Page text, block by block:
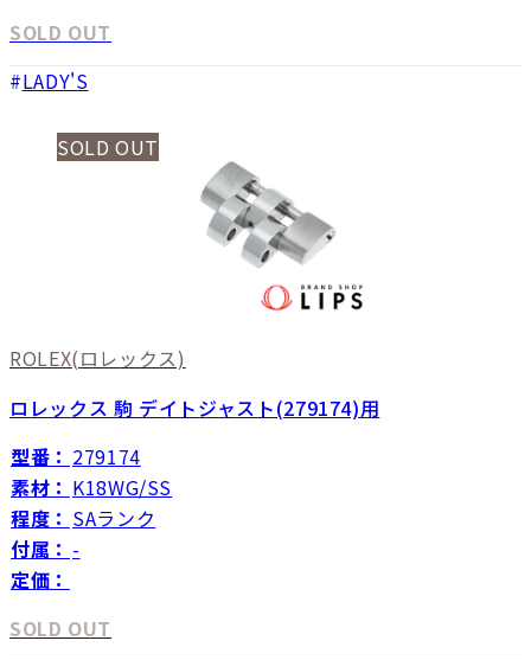
SOLD OUT
LADY'S
SOLD OUT
ROLEX(ロレックス)
ロレックス 駒 デイトジャスト(279174)用
型番： 279174
素材： K18WG/SS
程度： SAランク
付属： -
定価：
SOLD OUT